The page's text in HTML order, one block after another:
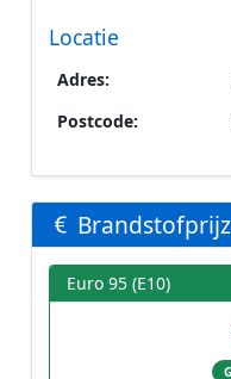
Locatie
Adres:
Postcode:
Euro 95 (E10)